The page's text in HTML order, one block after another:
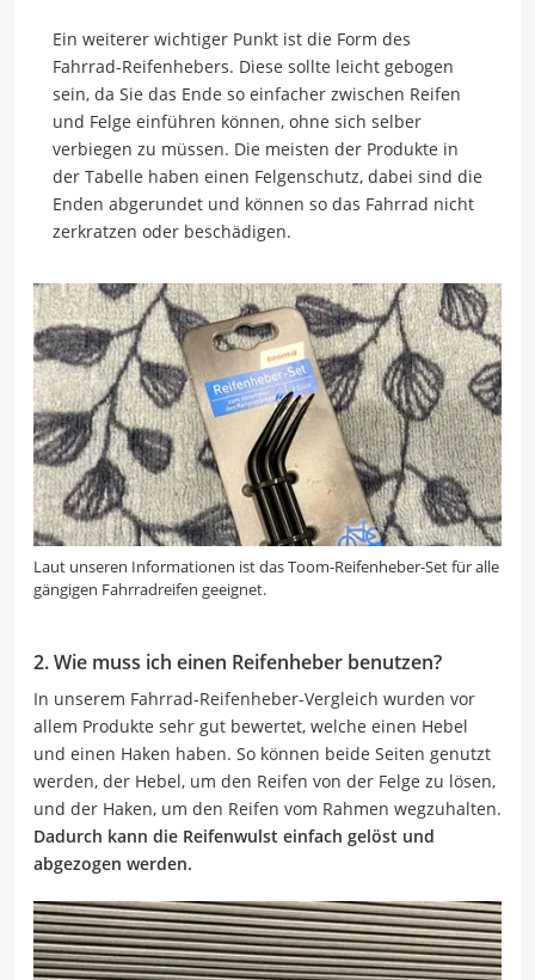
Ein weiterer wichtiger Punkt ist die Form des
Fahrrad-Reifenhebers. Diese sollte leicht gebogen
sein, da Sie das Ende so einfacher zwischen Reifen
und Felge einführen können, ohne sich selber
verbiegen zu müssen. Die meisten der Produkte in
der Tabelle haben einen Felgenschutz, dabei sind die
Enden abgerundet und können so das Fahrrad nicht
zerkratzen oder beschädigen.
Laut unseren Informationen ist das Toom-Reifenheber-Set für alle
gängigen Fahrradreifen geeignet.
2. Wie muss ich einen Reifenheber benutzen?
In unserem Fahrrad-Reifenheber-Vergleich wurden vor
allem Produkte sehr gut bewertet, welche einen Hebel
und einen Haken haben. So können beide Seiten genutzt
werden, der Hebel, um den Reifen von der Felge zu lösen,
und der Haken, um den Reifen vom Rahmen wegzuhalten.
Dadurch kann die Reifenwulst einfach gelöst und
abgezogen werden.